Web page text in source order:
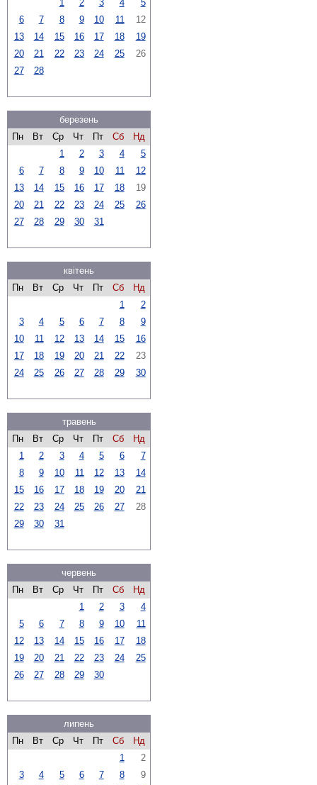
1 2 3 4
5
6
7 8 9 10 11
12
13
14 15 16 17 18
19
20
21 22 23 24 25
26
27
28
березень
Пн
Вт Ср Чт Пт Сб
Нд
1
2 3 4
5
6
7 8 9 10 11
12
13
14 15 16 17 18
19
20
21 22 23 24 25
26
27
28 29 30 31
квітень
Пн
Вт Ср Чт Пт Сб
Нд
1
2
3
4 5 6 7 8
9
10
11 12 13 14 15
16
17
18 19 20 21 22
23
24
25 26 27 28 29 30
травень
Пн
Вт Ср Чт Пт Сб
Нд
1
2 3 4 5 6
7
8
9 10 11 12 13
14
15
16 17 18 19 20
21
22
23 24 25 26 27
28
29
30 31
червень
Пн
Вт Ср Чт Пт Сб
Нд
1
2 3
4
5
6 7 8 9 10
11
12
13 14 15 16 17
18
19
20 21 22 23 24
25
26
27 28 29 30
липень
Пн
Вт Ср Чт Пт Сб
Нд
1
2
3
4 5 6 7 8
9